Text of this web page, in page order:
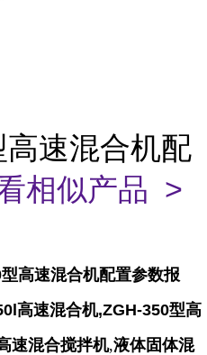
速混合机配
相似产品 >
高速混合机配置参数报
高速混合机,ZGH-350型高
速混合搅拌机,液体固体混